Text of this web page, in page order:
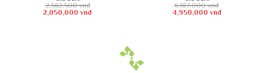
2,562,500vnđ
Giá
gốc
2,050,000 vnđ
Giá
hiện
6,187,000vnđ
Giá
gốc
4,950,000 vnđ
Giá
hiện